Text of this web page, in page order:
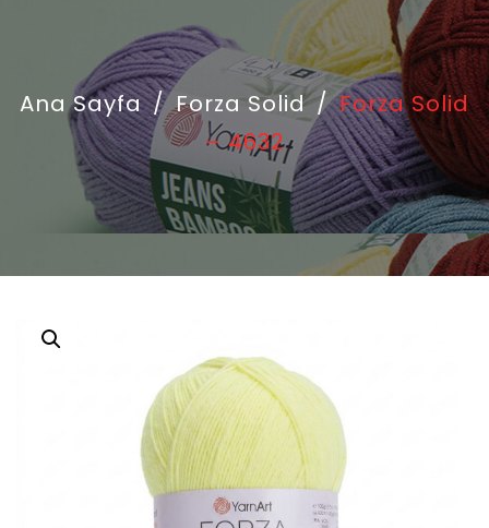
Ana Sayfa / Forza Solid / Forza Solid
– 4632